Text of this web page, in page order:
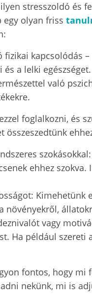
stresszoldó és
egy olyan friss
fizikai kapcsolódás
és a lelki egészséget.
való
foglalkozni, és
összeszedtünk
ehhez
Kimehetünk
növényekről,
vagy
Ha például
fontos, hogy
nekünk, mi is